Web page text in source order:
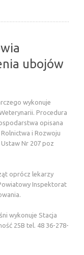
ubojów
wykonuje
Procedura
opisana
i Rozwoju
Nr 207 poz
oprócz lekarzy
Inspektorat
wykonuje Stacja
25B tel. 48 36-278-